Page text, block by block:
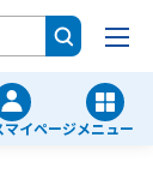
マイページメニュー